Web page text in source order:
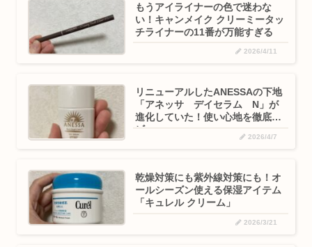
もうアイライナーの色で迷わな
い！キャンメイク クリーミータッ
チライナーの11番が万能すぎる
2026/4/11
リニューアルしたANESSAの下地
「アネッサ デイセラム N」が
進化していた！使い心地を徹底レ
ビュー
2026/4/7
乾燥対策にも紫外線対策にも！オ
ールシーズン使える保湿アイテム
「キュレル クリーム」
2026/3/21